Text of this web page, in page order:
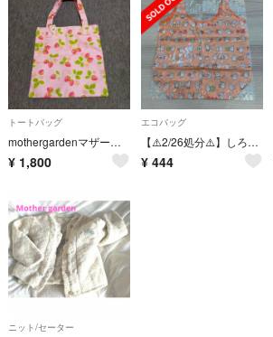
トートバッグ
mothergardenマザーガーデン イチゴ柄トートバッグ
¥ 1,800
エコバッグ
【⚠️2/26処分⚠️】しろたんエコバッグ
¥ 444
ニット/セーター